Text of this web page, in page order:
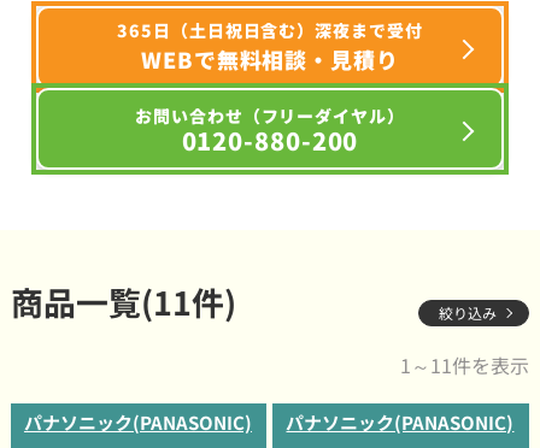
365日（土日祝日含む）深夜まで受付
WEBで無料相談・見積り
お問い合わせ（フリーダイヤル）
0120-880-200
商品一覧(11件) 絞り込み
1～11件を表示
パナソニック(PANASONIC) パナソニック(PANASONIC)